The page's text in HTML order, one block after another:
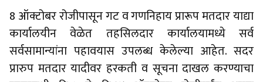
8 ऑक्टोबर रोजीपासून गट व गणनिहाय प्रारूप मतदार याद्या
कार्यालयीन वेळेत तहसिलदार कार्यालयामध्ये सर्व
सर्वसामान्यांना पहावयास उपलब्ध केलेल्या आहेत. सदर
प्रारुप मतदार यादीवर हरकती व सूचना दाखल करण्याचा